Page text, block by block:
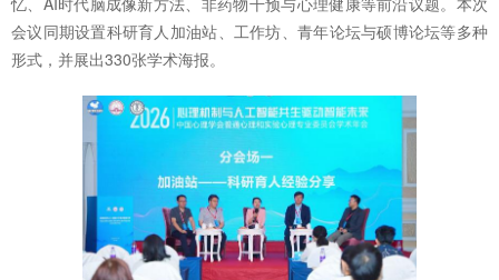
会议同期设置科研育人加油站、工作坊、青年论坛与硕博论坛等多种
形式，并展出330张学术海报。